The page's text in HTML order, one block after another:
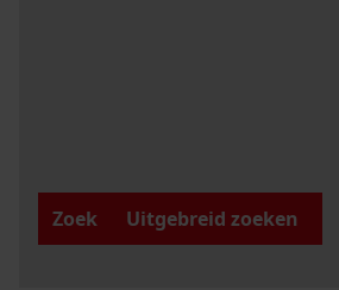
Zoek
Uitgebreid zoeken